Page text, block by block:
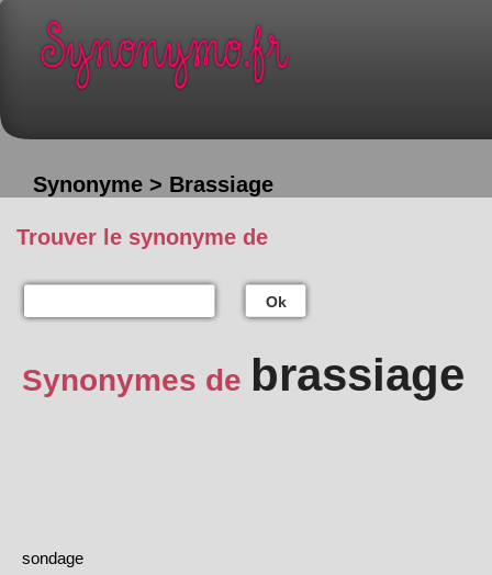
Synonyme > Brassiage
Trouver le synonyme de
Ok
Synonymes de brassiage
sondage